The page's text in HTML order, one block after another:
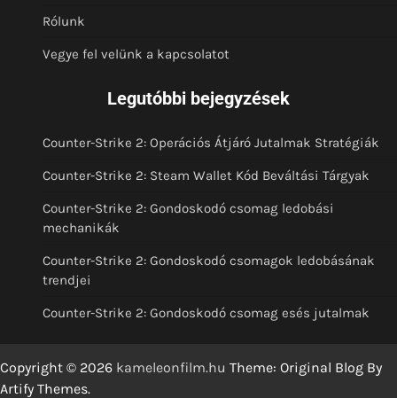
Rólunk
Vegye fel velünk a kapcsolatot
Legutóbbi bejegyzések
Counter-Strike 2: Operációs Átjáró Jutalmak Stratégiák
Counter-Strike 2: Steam Wallet Kód Beváltási Tárgyak
Counter-Strike 2: Gondoskodó csomag ledobási
mechanikák
Counter-Strike 2: Gondoskodó csomagok ledobásának
trendjei
Counter-Strike 2: Gondoskodó csomag esés jutalmak
Copyright © 2026 kameleonfilm.hu Theme: Original Blog By
Artify Themes.